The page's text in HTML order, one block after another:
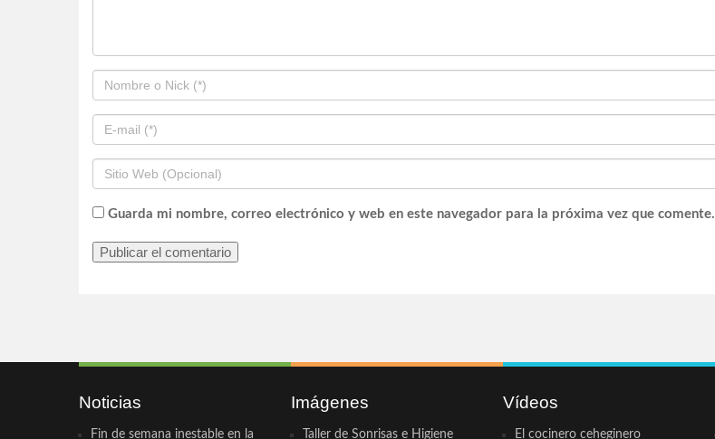
Guarda mi nombre, correo electrónico y web en este navegador para la próxima vez que comente.
Noticias
Fin de semana inestable en la
Imágenes
Taller de Sonrisas e Higiene
Vídeos
El cocinero ceheginero